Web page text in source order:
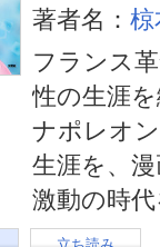
著者名： 椋
フランス
性の生涯
ナポレオ
生涯を、
激動の時